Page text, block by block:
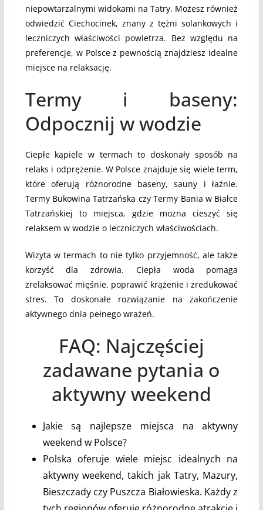
niepowtarzalnymi widokami na Tatry. Możesz również
odwiedzić Ciechocinek, znany z tężni solankowych i
leczniczych właściwości powietrza. Bez względu na
preferencje, w Polsce z pewnością znajdziesz idealne
miejsce na relaksację.
Termy i baseny:
Odpocznij w wodzie
Ciepłe kąpiele w termach to doskonały sposób na
relaks i odprężenie. W Polsce znajduje się wiele term,
które oferują różnorodne baseny, sauny i łaźnie.
Termy Bukowina Tatrzańska czy Termy Bania w Białce
Tatrzańskiej to miejsca, gdzie można cieszyć się
relaksem w wodzie o leczniczych właściwościach.
Wizyta w termach to nie tylko przyjemność, ale także
korzyść dla zdrowia. Ciepła woda pomaga
zrelaksować mięśnie, poprawić krążenie i zredukować
stres. To doskonałe rozwiązanie na zakończenie
aktywnego dnia pełnego wrażeń.
FAQ: Najczęściej
zadawane pytania o
aktywny weekend
Jakie są najlepsze miejsca na aktywny
weekend w Polsce?
Polska oferuje wiele miejsc idealnych na
aktywny weekend, takich jak Tatry, Mazury,
Bieszczady czy Puszcza Białowieska. Każdy z